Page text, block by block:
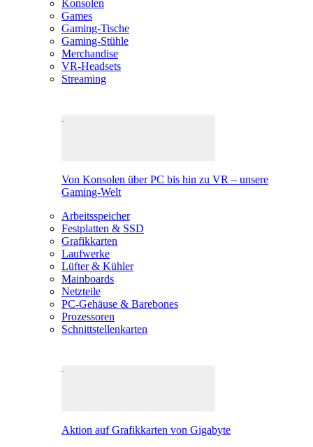
Konsolen
Games
Gaming-Tische
Gaming-Stühle
Merchandise
VR-Headsets
Streaming
Von Konsolen über PC bis hin zu VR – unsere
Gaming-Welt
Arbeitsspeicher
Festplatten & SSD
Grafikkarten
Laufwerke
Lüfter & Kühler
Mainboards
Netzteile
PC-Gehäuse & Barebones
Prozessoren
Schnittstellenkarten
Aktion auf Grafikkarten von Gigabyte